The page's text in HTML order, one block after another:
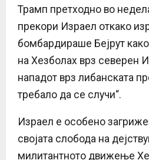
Трамп претходно во
прекори Израел откако
бомбардираше Бејрут
на Хезболах врз северен
нападот врз либанската
требало да се случи“.
Израел е особено
својата слобода на
милитантното движење